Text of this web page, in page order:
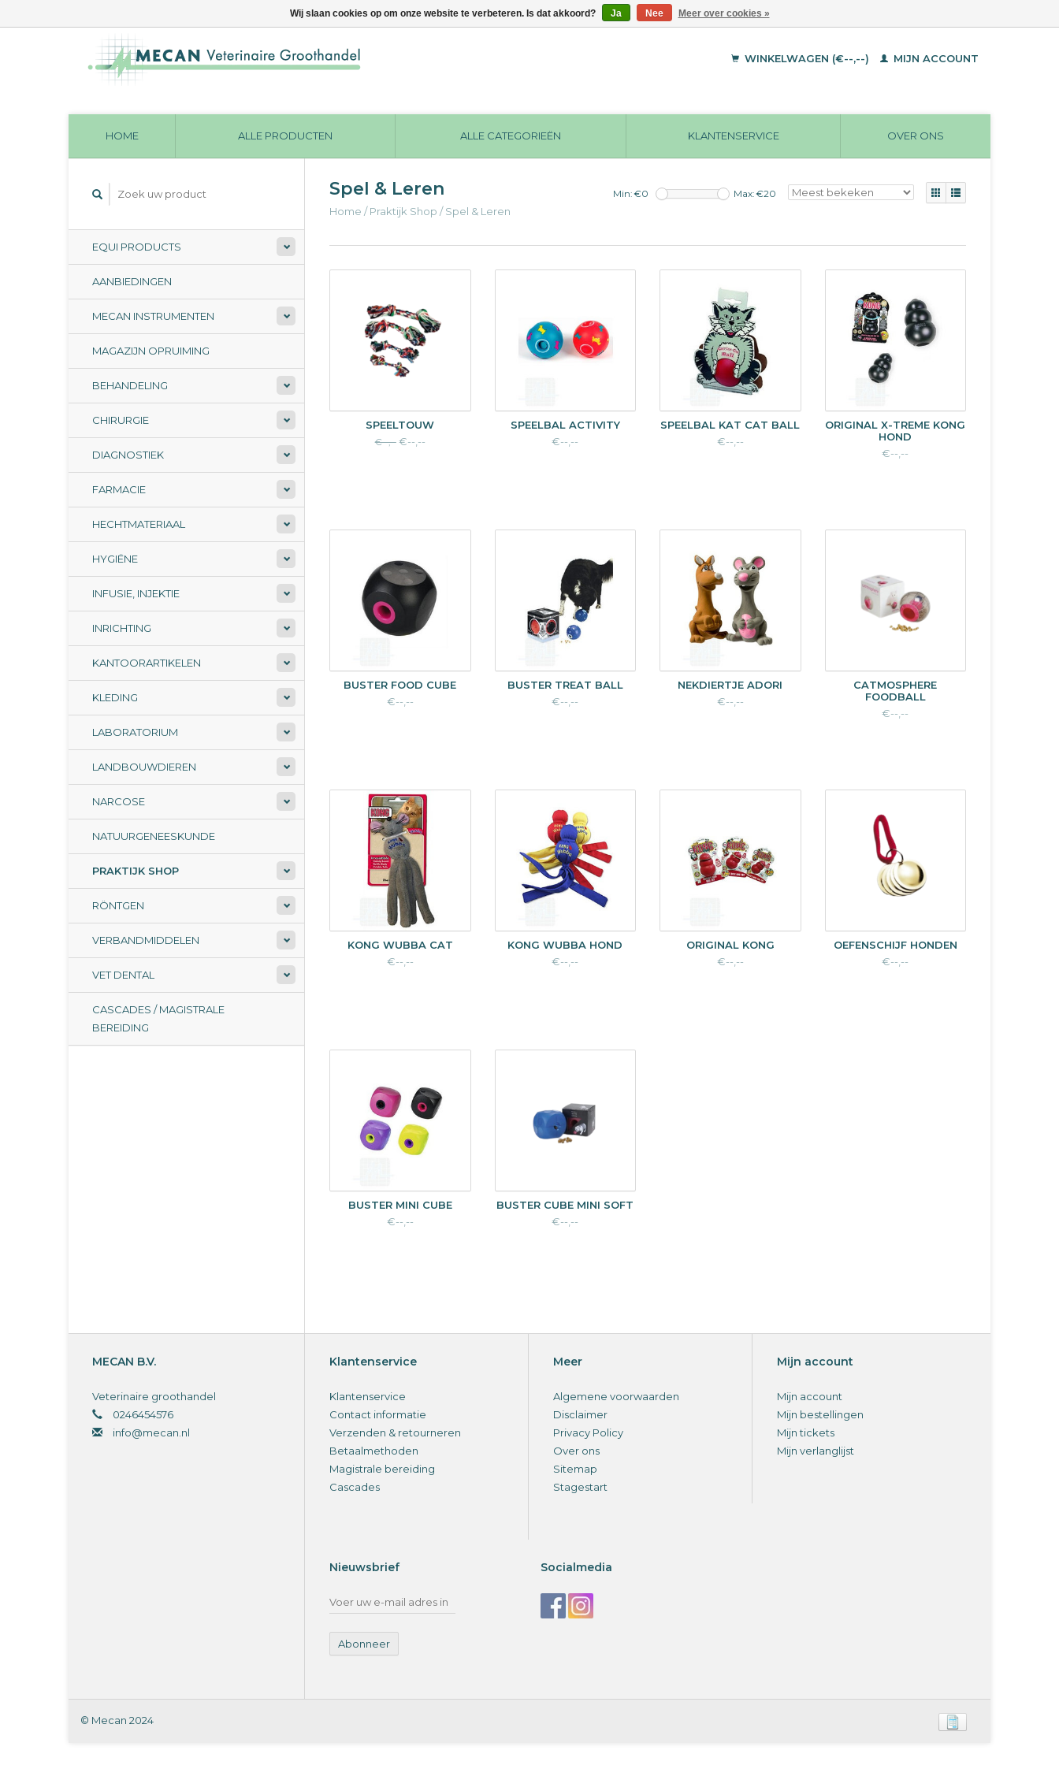
WINKELWAGEN (€--,--) MIJN ACCOUNT
HOME ALLE PRODUCTEN ALLE CATEGORIEËN KLANTENSERVICE OVER ONS
EQUI PRODUCTS
AANBIEDINGEN
MECAN INSTRUMENTEN
MAGAZIJN OPRUIMING
BEHANDELING
CHIRURGIE
DIAGNOSTIEK
FARMACIE
HECHTMATERIAAL
HYGIËNE
INFUSIE, INJEKTIE
INRICHTING
KANTOORARTIKELEN
KLEDING
LABORATORIUM
LANDBOUWDIEREN
NARCOSE
NATUURGENEESKUNDE
PRAKTIJK SHOP
RÖNTGEN
VERBANDMIDDELEN
VET DENTAL
CASCADES / MAGISTRALE
BEREIDING
Spel & Leren
Home /Praktijk Shop /Spel & Leren
Min: €0 Max: €20
SPEELTOUW
€--,--€--,--
SPEELBAL ACTIVITY
€--,--
SPEELBAL KAT CAT BALL
€--,--
ORIGINAL X-TREME KONG
HOND
€--,--
BUSTER FOOD CUBE
€--,--
BUSTER TREAT BALL
€--,--
NEKDIERTJE ADORI
€--,--
CATMOSPHERE
FOODBALL
€--,--
KONG WUBBA CAT
€--,--
KONG WUBBA HOND
€--,--
ORIGINAL KONG
€--,--
OEFENSCHIJF HONDEN
€--,--
BUSTER MINI CUBE
€--,--
BUSTER CUBE MINI SOFT
€--,--
MECAN B.V.
Veterinaire groothandel
0246454576
info@mecan.nl
Klantenservice
Klantenservice
Contact informatie
Verzenden & retourneren
Betaalmethoden
Magistrale bereiding
Cascades
Meer
Algemene voorwaarden
Disclaimer
Privacy Policy
Over ons
Sitemap
Stagestart
Mijn account
Mijn account
Mijn bestellingen
Mijn tickets
Mijn verlanglijst
Nieuwsbrief
Abonneer
Socialmedia
Wij slaan cookies op om onze website te verbeteren. Is dat akkoord? Ja Nee Meer over cookies »